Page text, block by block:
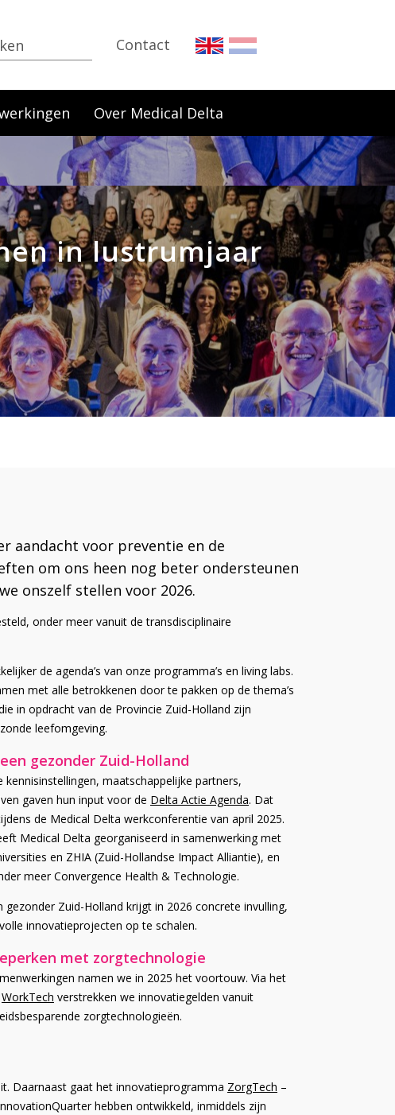
Contact
Over Medical Delta
in lustrumjaar
aandacht voor preventie en de
om ons heen nog beter ondersteunen
onszelf stellen voor 2026.
onder meer vanuit de transdisciplinaire
de agenda’s van onze programma’s en living labs.
met alle betrokkenen door te pakken op de thema’s
in opdracht van de Provincie Zuid-Holland zijn
leefomgeving.
gezonder Zuid-Holland
kennisinstellingen, maatschappelijke partners,
gaven hun input voor de Delta Actie Agenda. Dat
de Medical Delta werkconferentie van april 2025.
Medical Delta georganiseerd in samenwerking met
en ZHIA (Zuid-Hollandse Impact Alliantie), en
meer Convergence Health & Technologie.
gezonder Zuid-Holland krijgt in 2026 concrete invulling,
innovatieprojecten op te schalen.
met zorgtechnologie
namen we in 2025 het voortouw. Via het
WorkTech verstrekken we innovatiegelden vanuit
zorgtechnologieën.
Daarnaast gaat het innovatieprogramma ZorgTech –
hebben ontwikkeld, inmiddels zijn